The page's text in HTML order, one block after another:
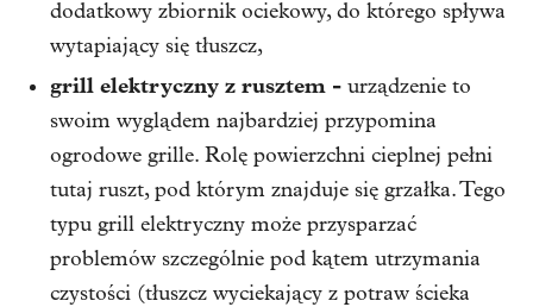
dodatkowy zbiornik ociekowy, do którego spływa
wytapiający się tłuszcz,
grill elektryczny z rusztem - urządzenie to
swoim wyglądem najbardziej przypomina
ogrodowe grille. Rolę powierzchni cieplnej pełni
tutaj ruszt, pod którym znajduje się grzałka. Tego
typu grill elektryczny może przysparzać
problemów szczególnie pod kątem utrzymania
czystości (tłuszcz wyciekający z potraw ścieka